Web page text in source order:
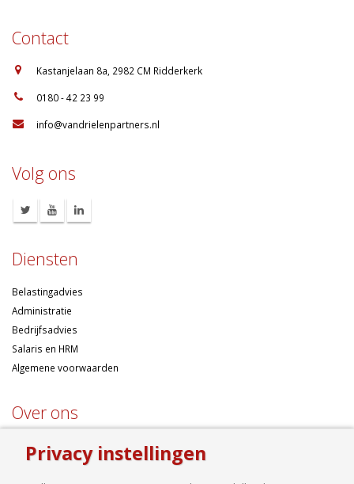
Contact
Kastanjelaan 8a, 2982 CM Ridderkerk
0180 - 42 23 99
info@vandrielenpartners.nl
Volg ons
Diensten
Belastingadvies
Administratie
Bedrijfsadvies
Salaris en HRM
Algemene voorwaarden
Over ons
samengesteld mogelijk. Of u nu een onderneming wilt starten met een
goed financieel plan, uw bedrijf wilt uitbreiden op basis van gedegen
Privacy instellingen